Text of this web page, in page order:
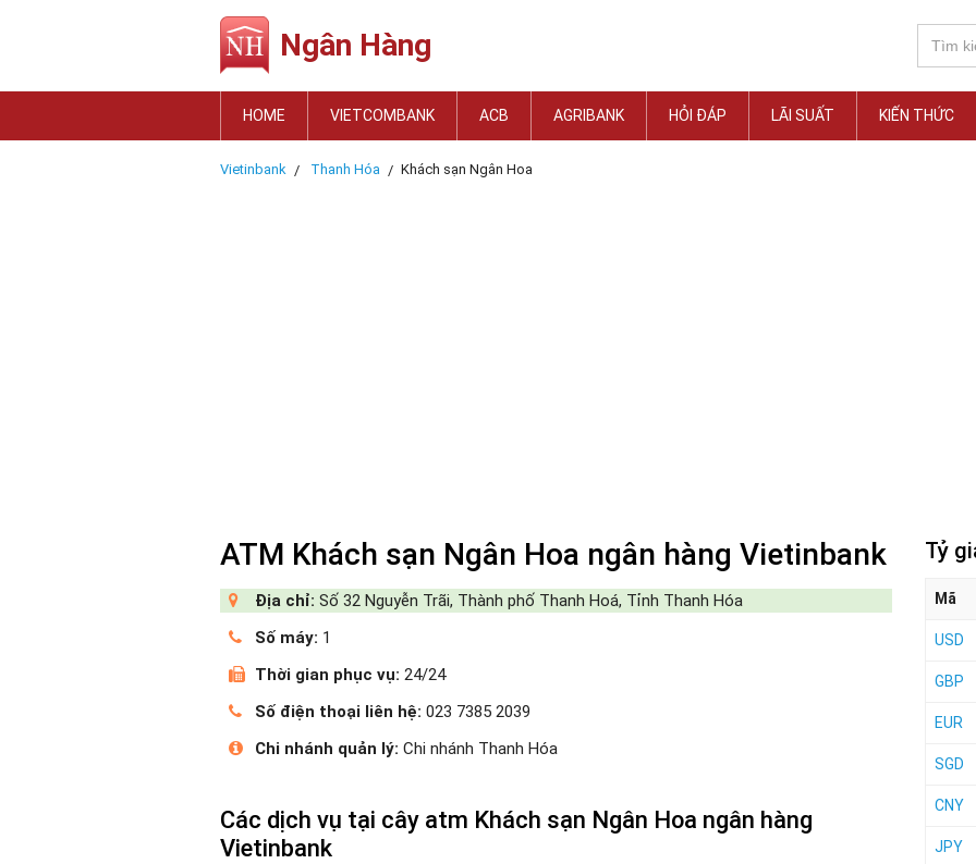
Ngân Hàng
HOME VIETCOMBANK ACB AGRIBANK HỎI ĐÁP LÃI SUẤT KIẾN THỨC
Vietinbank Thanh Hóa Khách sạn Ngân Hoa
ATM Khách sạn Ngân Hoa ngân hàng Vietinbank
Địa chỉ: Số 32 Nguyễn Trãi, Thành phố Thanh Hoá, Tỉnh Thanh Hóa
Số máy: 1
Thời gian phục vụ: 24/24
Số điện thoại liên hệ: 023 7385 2039
Chi nhánh quản lý: Chi nhánh Thanh Hóa
Các dịch vụ tại cây atm Khách sạn Ngân Hoa ngân hàng
Vietinbank
Tỷ
Mã
USD
GBP
EUR
SGD
CNY
JPY